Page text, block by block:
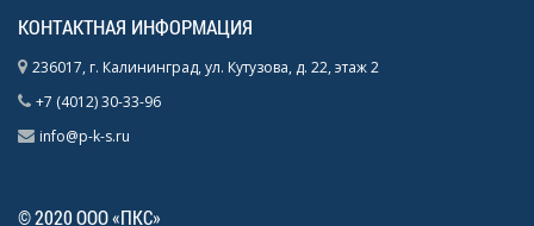
КОНТАКТНАЯ ИНФОРМАЦИЯ
236017, г. Калининград, ул. Кутузова, д. 22, этаж 2
+7 (4012) 30-33-96
info@p-k-s.ru
© 2020 ООО «ПКС»